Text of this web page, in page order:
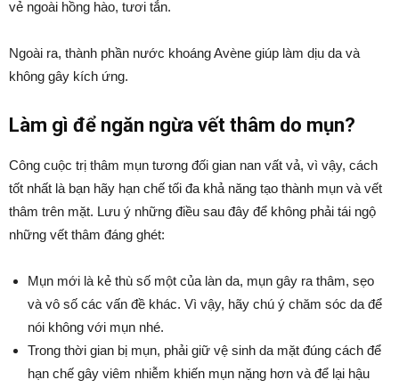
vẻ ngoài hồng hào, tươi tắn.
Ngoài ra, thành phần nước khoáng Avène giúp làm dịu da và
không gây kích ứng.
Làm gì để ngăn ngừa vết thâm do mụn?
Công cuộc trị thâm mụn tương đối gian nan vất vả, vì vậy, cách
tốt nhất là bạn hãy hạn chế tối đa khả năng tạo thành mụn và vết
thâm trên mặt. Lưu ý những điều sau đây để không phải tái ngộ
những vết thâm đáng ghét:
Mụn mới là kẻ thù số một của làn da, mụn gây ra thâm, sẹo
và vô số các vấn đề khác. Vì vậy, hãy chú ý chăm sóc da để
nói không với mụn nhé.
Trong thời gian bị mụn, phải giữ vệ sinh da mặt đúng cách để
hạn chế gây viêm nhiễm khiến mụn nặng hơn và để lại hậu